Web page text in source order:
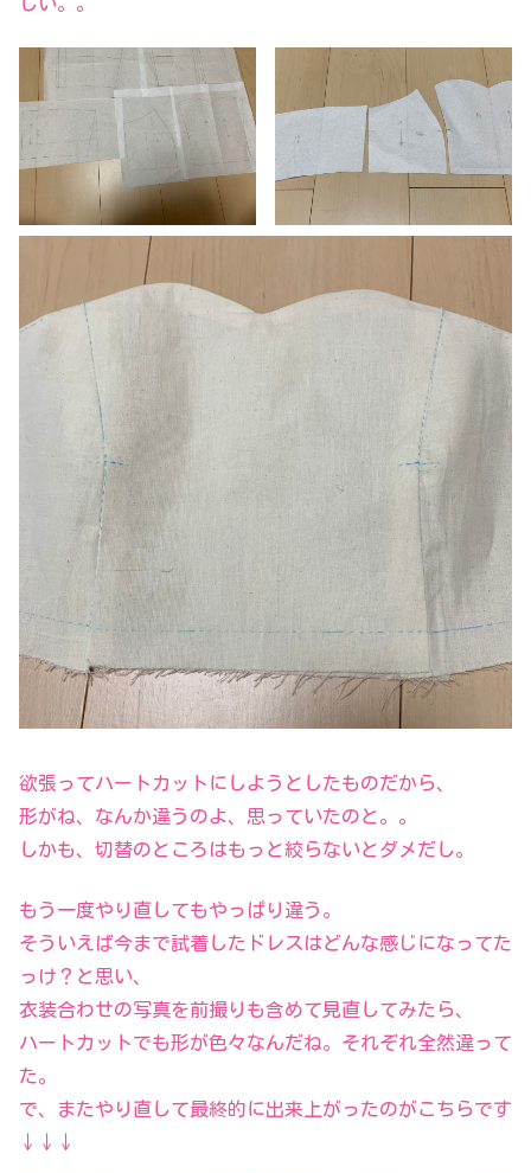
欲張ってハートカットにしようとしたものだから、
形がね、なんか違うのよ、思っていたのと。。
しかも、切替のところはもっと絞らないとダメだし。
もう一度やり直してもやっぱり違う。
そういえば今まで試着したドレスはどんな感じになってた
っけ？と思い、
衣装合わせの写真を前撮りも含めて見直してみたら、
ハートカットでも形が色々なんだね。それぞれ全然違って
た。
で、またやり直して最終的に出来上がったのがこちらです
↓↓↓